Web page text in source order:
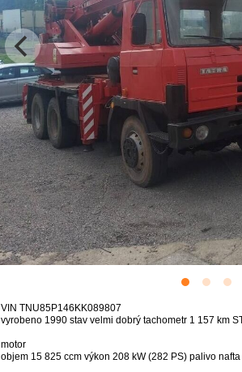
VIN TNU85P146KK089807
vyrobeno 1990 stav velmi dobrý tachometr 1 157 km
motor
objem 15 825 ccm výkon 208 kW (282 PS) palivo nafta